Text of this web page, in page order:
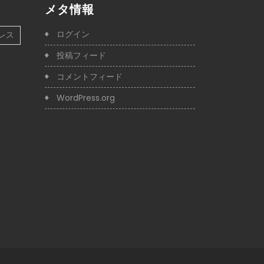
ス
メタ情報
ログイン
投稿フィード
コメントフィード
WordPress.org